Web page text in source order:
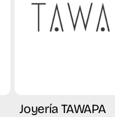
Joyería TAWAPA